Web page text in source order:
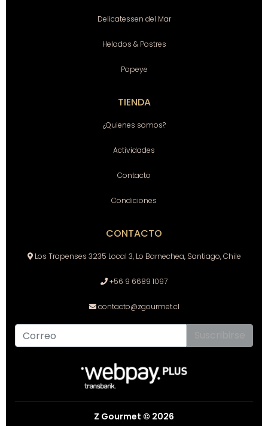
Delicatessen del Mar
Helados & Postres
Popeye
TIENDA
¿Quienes somos?
Actividades
Contacto
Condiciones
CONTACTO
Los Trapenses 3235 Local 3, Lo Barnechea, Santiago, Chile
+56 9 6689 1097
contacto@zgourmet.cl
Z Gourmet © 2026